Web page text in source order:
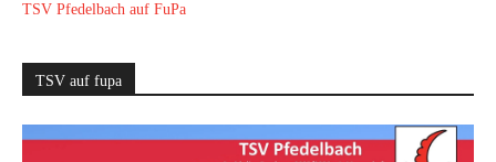
TSV Pfedelbach auf FuPa
TSV auf fupa